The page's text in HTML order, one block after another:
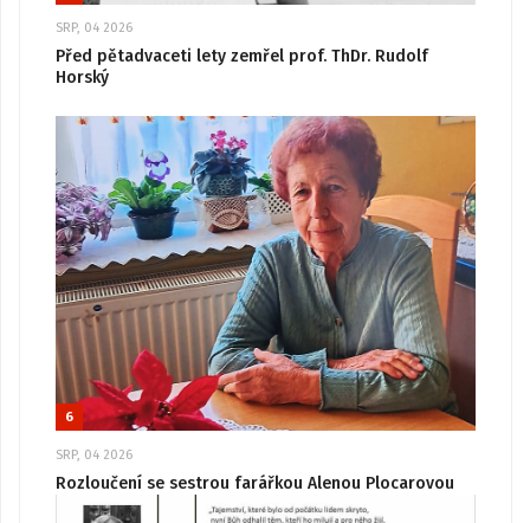
SRP, 04 2026
Před pětadvaceti lety zemřel prof. ThDr. Rudolf
Horský
6
SRP, 04 2026
Rozloučení se sestrou farářkou Alenou Plocarovou